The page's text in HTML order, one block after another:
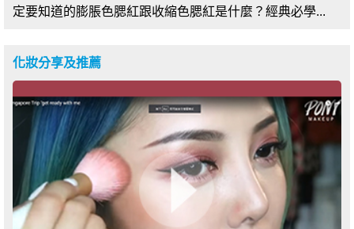
定要知道的膨脹色腮紅跟收縮色腮紅是什麼？經典必學...
化妝分享及推薦